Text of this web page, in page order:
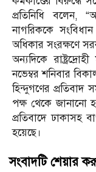
প্রতিনিধি বলেন,
নাগরিককে
অধিকার সংরক্ষণে
অন্যদিকে
নভেম্বর শনিবার
হিন্দুগণের প্রতিবাদ
পক্ষ থেকে জানানো
প্রতিবাদে ঢাকাসহ
হয়েছে।
সংবাদটি শেয়ার